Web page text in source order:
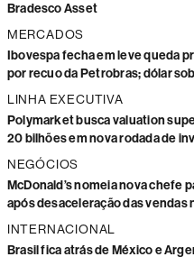
Bradesco Asset
MERCADOS
Ibovespa fecha em leve queda
por recuo da Petrobras; dólar
LINHA EXECUTIVA
Polymarket busca valuation
20 bilhões em nova rodada de
NEGÓCIOS
McDonald’s nomeia nova chefe
após desaceleração das vendas
INTERNACIONAL
Brasil fica atrás de México e